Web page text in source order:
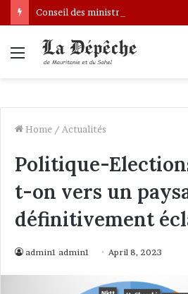
Menu
Home / Actualités
Politique-
t-on vers un
définitivement
admin1 admin1 April 8, 2023